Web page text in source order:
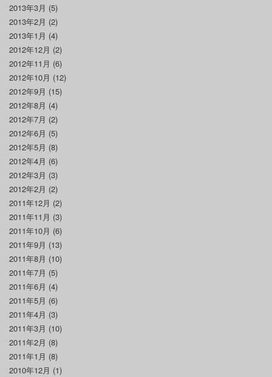
2013年3月 (5)
2013年2月 (2)
2013年1月 (4)
2012年12月 (2)
2012年11月 (6)
2012年10月 (12)
2012年9月 (15)
2012年8月 (4)
2012年7月 (2)
2012年6月 (5)
2012年5月 (8)
2012年4月 (6)
2012年3月 (3)
2012年2月 (2)
2011年12月 (2)
2011年11月 (3)
2011年10月 (6)
2011年9月 (13)
2011年8月 (10)
2011年7月 (5)
2011年6月 (4)
2011年5月 (6)
2011年4月 (3)
2011年3月 (10)
2011年2月 (8)
2011年1月 (8)
2010年12月 (1)